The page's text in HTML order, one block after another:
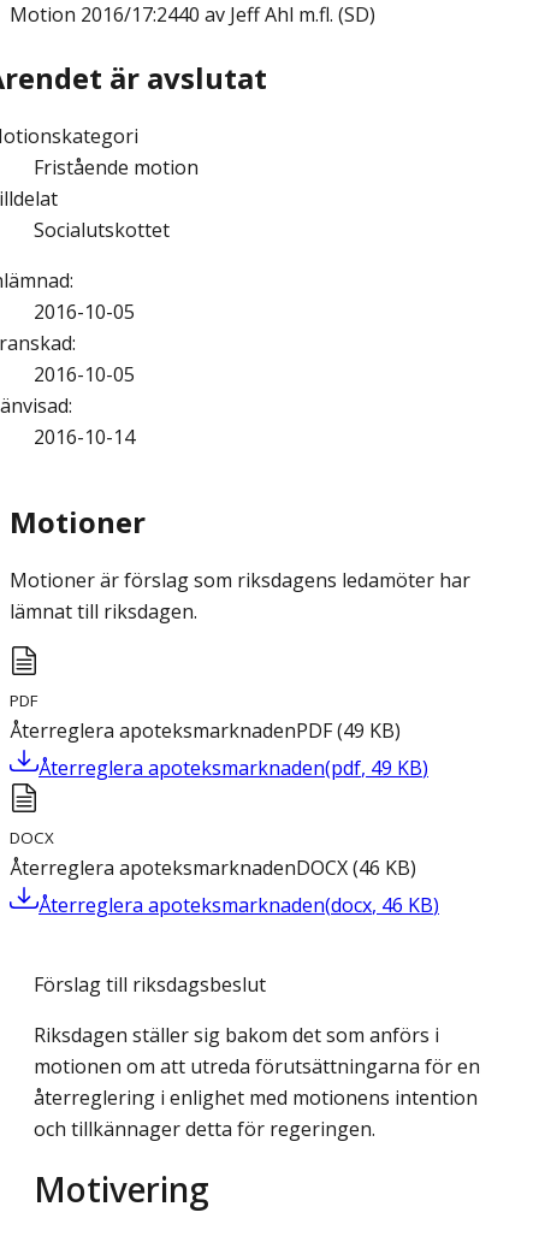
Motion 2016/17:2440 av Jeff Ahl m.fl. (SD)
är avslutat
Fristående motion
Socialutskottet
:
2016-10-05
:
2016-10-05
:
2016-10-14
Motioner
Motioner är förslag som riksdagens ledamöter har
lämnat till riksdagen.
PDF
Återreglera apoteksmarknadenPDF(49 KB)
Återreglera apoteksmarknaden(pdf, 49 KB)
DOCX
Återreglera apoteksmarknadenDOCX(46 KB)
Återreglera apoteksmarknaden(docx, 46 KB)
Förslag till riksdagsbeslut
Riksdagen ställer sig bakom det som anförs i
motionen om att utreda förutsättningarna för en
återreglering i enlighet med motionens intention
och tillkännager detta för regeringen.
Motivering